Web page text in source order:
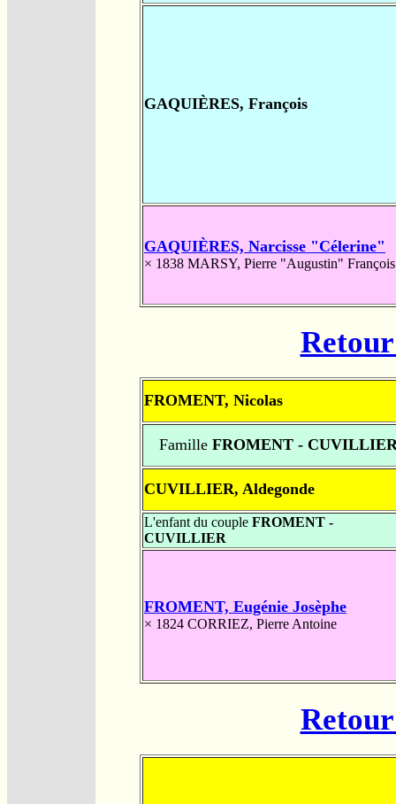
GAQUIÈRES, François
GAQUIÈRES, Narcisse "Célerine"
× 1838 MARSY, Pierre "Augustin" François
FROMENT, Nicolas
FamilleFROMENT -
CUVILLIER, Aldegonde
L'enfant du couple FROMENT -
CUVILLIER
FROMENT, Eugénie Josèphe
× 1824 CORRIEZ, Pierre Antoine